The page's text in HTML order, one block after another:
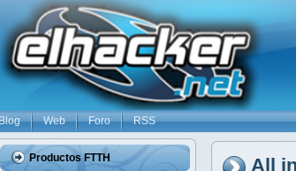
Web Foro RSS
Productos FTTH All